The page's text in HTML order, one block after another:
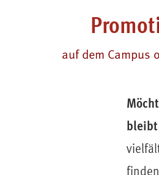
auf dem Campus